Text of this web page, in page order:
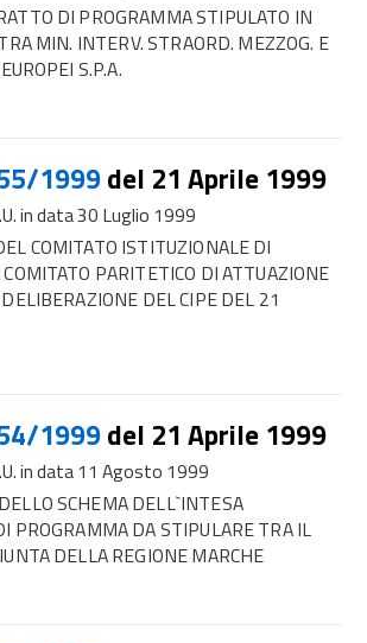
DI PROGRAMMA STIPULATO IN
MIN. INTERV. STRAORD. MEZZOG. E
S.P.A.
1999del 21 Aprile 1999
in data 30 Luglio 1999
COMITATO ISTITUZIONALE DI
PARITETICO DI ATTUAZIONE
DEL CIPE DEL 21
1999del 21 Aprile 1999
in data 11 Agosto 1999
SCHEMA DELL`INTESA
PROGRAMMA DA STIPULARE TRA IL
DELLA REGIONE MARCHE